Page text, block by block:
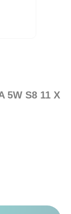
5W S8 11 X